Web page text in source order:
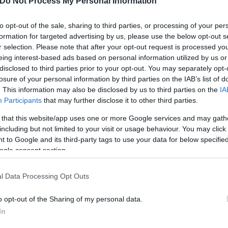
opt-out of the sale, sharing to third parties, or processing of your
for targeted advertising by us, please use the below opt-out
selection. Please note that after your opt-out request is processed
interest-based ads based on personal information utilized by us
to third parties prior to your opt-out. You may separately
of your personal information by third parties on the IAB’s list of
This information may also be disclosed by us to third parties on the
Participants that may further disclose it to other third parties.
that this website/app uses one or more Google services and may
but not limited to your visit or usage behaviour. You may
to Google and its third-party tags to use your data for below
consent section.
Data Processing Opt Outs
opt-out of the Sharing of my personal data.
τους, αλλά η αδιαφορία για τον Κώδικα Οδικής
και των πεζών και οδηγών που κυκλοφορούσαν